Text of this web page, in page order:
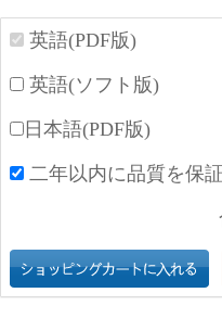
英語(PDF版)
英語(ソフト版)
日本語(PDF版)
二年以内に品質を保